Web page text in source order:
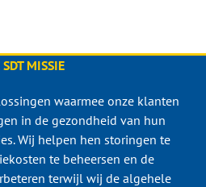
SDT MISSIE
waarmee onze klanten
in de gezondheid van hun
Wij helpen hen storingen te
te beheersen en de
terwijl wij de algehele